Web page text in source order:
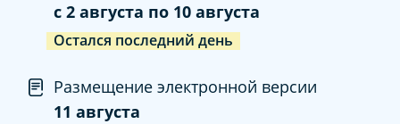
c 2 августа по 10 августа
Остался последний день
Размещение электронной версии
11 августа